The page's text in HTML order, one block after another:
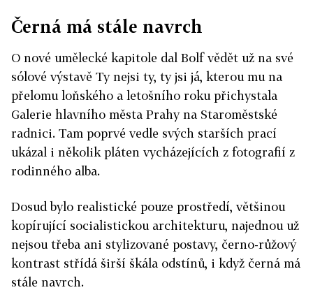
Černá má stále navrch
O nové umělecké kapitole dal Bolf vědět už na své
sólové výstavě Ty nejsi ty, ty jsi já, kterou mu na
přelomu loňského a letošního roku přichystala
Galerie hlavního města Prahy na Staroměstské
radnici. Tam poprvé vedle svých starších prací
ukázal i několik pláten vycházejících z fotografií z
rodinného alba.
Dosud bylo realistické pouze prostředí, většinou
kopírující socialistickou architekturu, najednou už
nejsou třeba ani stylizované postavy, černo-růžový
kontrast střídá širší škála odstínů, i když černá má
stále navrch.